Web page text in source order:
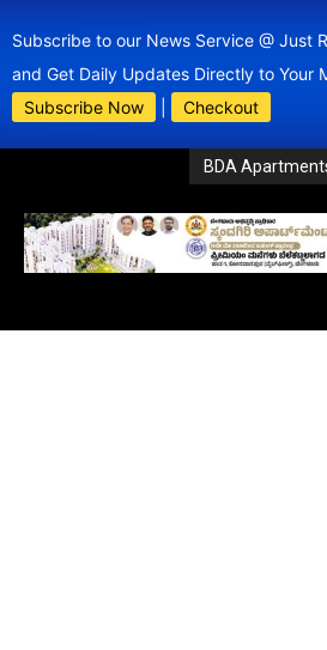
Subscribe to our News Service @ Just
and Get Daily Updates Directly to Your
Subscribe Now
Checkout
BDA